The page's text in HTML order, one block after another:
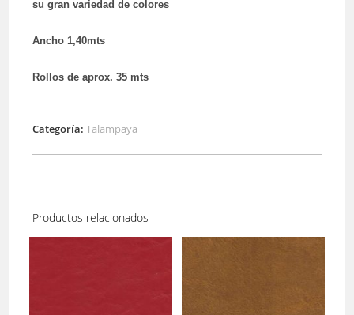
su gran variedad de colores
Ancho 1,40mts
Rollos de aprox. 35 mts
Categoría:Talampaya
Productos relacionados